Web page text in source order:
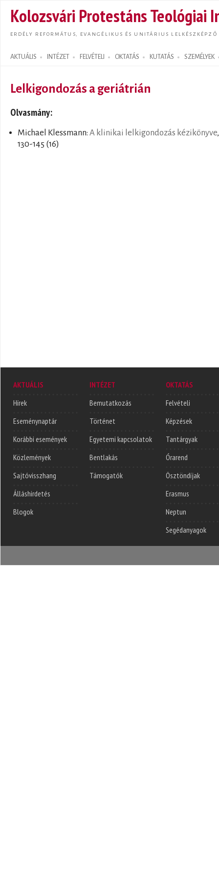
Kolozsvári Protestáns Teológiai
ERDÉLY REFORMÁTUS, EVANGÉLIKUS ÉS UNITÁRIUS LELKÉSZKÉPZŐ
AKTUÁLIS INTÉZET FELVÉTELI OKTATÁS KUTATÁS SZEMÉLYEK
Search form
Lelkigondozás a geriátrián
Olvasmány:
Michael Klessmann: A klinikai lelkigondozás kézikönyve,
130-145 (16)
AKTUÁLIS
Hírek
Eseménynaptár
Korábbi események
Közlemények
Sajtóvisszhang
Álláshirdetés
Blogok
INTÉZET
Bemutatkozás
Történet
Egyetemi kapcsolatok
Bentlakás
Támogatók
OKTATÁS
Felvételi
Képzések
Tantárgyak
Órarend
Ösztöndíjak
Erasmus
Neptun
Segédanyagok